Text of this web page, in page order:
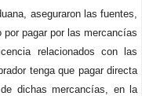
aseguraron las fuentes,
pagar por las mercancías
relacionados con las
tenga que pagar directa
dichas mercancías, en la